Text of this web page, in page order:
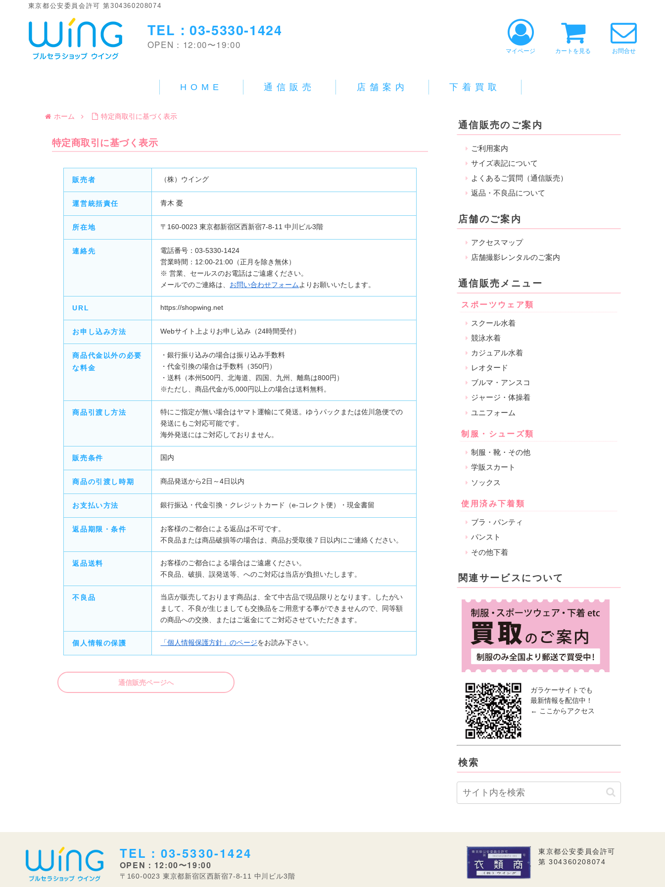
東京都公安委員会許可 第304360208074
TEL：03-5330-1424
OPEN：12:00〜19:00
マイページ カートを見る お問合せ
HOME 通信販売 店舗案内 下着買取
ホーム 特定商取引に基づく表示
特定商取引に基づく表示
販売者 （株）ウイング
運営統括責任 青木 憂
所在地 〒160-0023 東京都新宿区西新宿7-8-11 中川ビル3階
連絡先
電話番号：03-5330-1424
営業時間：12:00-21:00（正月を除き無休）
※ 営業、セールスのお電話はご遠慮ください。
メールでのご連絡は、 お問い合わせフォームよりお願いいたします。
URL https://shopwing.net
お申し込み方法 Webサイト上よりお申し込み（24時間受付）
商品代金以外の必要
な料金
・銀行振り込みの場合は振り込み手数料
・代金引換の場合は手数料（350円）
・送料（本州500円、北海道、四国、九州、離島は800円）
※ただし、商品代金が5,000円以上の場合は送料無料。
商品引渡し方法
特にご指定が無い場合はヤマト運輸にて発送。ゆうパックまたは佐川急便での
発送にもご対応可能です。
海外発送にはご対応しておりません。
販売条件 国内
商品の引渡し時期 商品発送から2日～4日以内
お支払い方法 銀行振込・代金引換・クレジットカード（e-コレクト便）・現金書留
返品期限・条件
お客様のご都合による返品は不可です。
不良品または商品破損等の場合は、商品お受取後７日以内にご連絡ください。
返品送料
お客様のご都合による場合はご遠慮ください。
不良品、破損、誤発送等、へのご対応は当店が負担いたします。
不良品
当店が販売しております商品は、全て中古品で現品限りとなります。したがい
まして、不良が生じましても交換品をご用意する事ができませんので、同等額
の商品への交換、またはご返金にてご対応させていただきます。
個人情報の保護 「個人情報保護方針」のページをお読み下さい。
通信販売ページへ
通信販売のご案内
ご利用案内
サイズ表記について
よくあるご質問（通信販売）
返品・不良品について
店舗のご案内
アクセスマップ
店舗撮影レンタルのご案内
通信販売メニュー
スポーツウェア類
スクール水着
競泳水着
カジュアル水着
レオタード
ブルマ・アンスコ
ジャージ・体操着
ユニフォーム
制服・シューズ類
制服・靴・その他
学販スカート
ソックス
使用済み下着類
ブラ・パンティ
パンスト
その他下着
関連サービスについて
ガラケーサイトでも
最新情報を配信中！
← ここからアクセス
検索
TEL：03-5330-1424
OPEN：12:00〜19:00
〒160-0023 東京都新宿区西新宿7-8-11 中川ビル3階
東京都公安委員会許可
第 304360208074